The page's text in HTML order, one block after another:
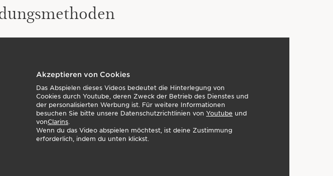
Akzeptieren von Cookies
Das Abspielen dieses Videos bedeutet die Hinterlegung von
Cookies durch Youtube, deren Zweck der Betrieb des Dienstes und
der personalisierten Werbung ist. Für weitere Informationen
besuchen Sie bitte unsere Datenschutzrichtlinien von Youtube und
vonClarins
Wenn du das Video abspielen möchtest, ist deine Zustimmung
erforderlich, indem du unten klickst.